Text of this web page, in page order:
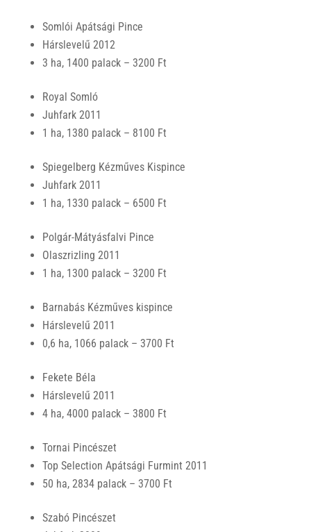
Somlói Apátsági Pince
Hárslevelű 2012
3 ha, 1400 palack – 3200 Ft
Royal Somló
Juhfark 2011
1 ha, 1380 palack – 8100 Ft
Spiegelberg Kézműves Kispince
Juhfark 2011
1 ha, 1330 palack – 6500 Ft
Polgár-Mátyásfalvi Pince
Olaszrizling 2011
1 ha, 1300 palack – 3200 Ft
Barnabás Kézműves kispince
Hárslevelű 2011
0,6 ha, 1066 palack – 3700 Ft
Fekete Béla
Hárslevelű 2011
4 ha, 4000 palack – 3800 Ft
Tornai Pincészet
Top Selection Apátsági Furmint 2011
50 ha, 2834 palack – 3700 Ft
Szabó Pincészet